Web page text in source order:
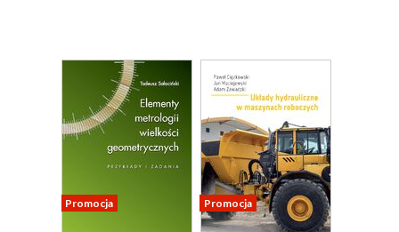
Promocja Promocja